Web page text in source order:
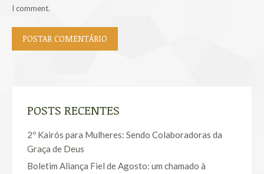
I comment.
POSTAR COMENTÁRIO
POSTS RECENTES
2º Kairós para Mulheres: Sendo Colaboradoras da
Graça de Deus
Boletim Aliança Fiel de Agosto: um chamado à